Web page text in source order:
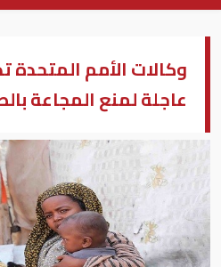
وكالات الأمم المتحدة
عاجلة لمنع المجاعة